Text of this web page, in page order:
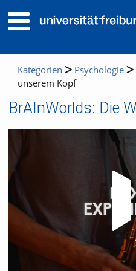
Kategorien Psychologie
unserem Kopf